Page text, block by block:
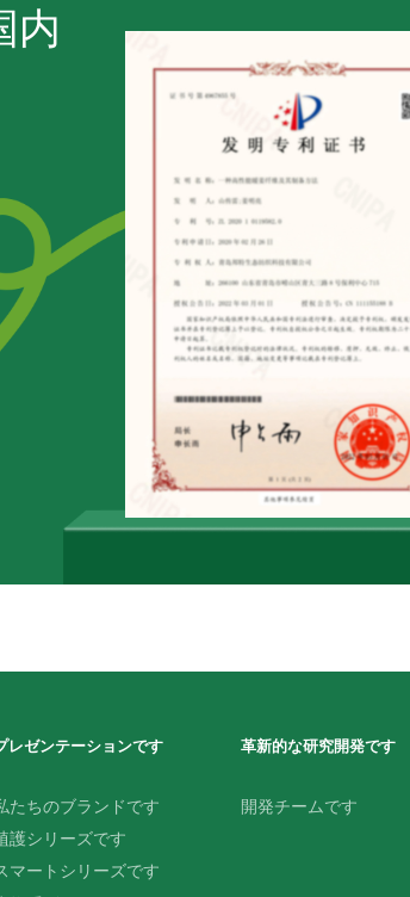
内
TempSense@ス
調節繊維です
国際的な繊維技術の独占を打破します!
特許番号です:
ZL201710183743.0; ZL201810929397.0;
ZL201811449335.6; ZL201811444833.1;
ZL202220803603.5; ZL201811446579.9
レゼンテーションです
たちのブランドです
護シリーズです
マートシリーズです
革新的な研究開発です
開発チームです